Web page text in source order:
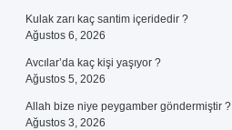
Kulak zarı kaç santim içeridedir ?
Ağustos 6, 2026
Avcılar’da kaç kişi yaşıyor ?
Ağustos 5, 2026
Allah bize niye peygamber göndermiştir ?
Ağustos 3, 2026